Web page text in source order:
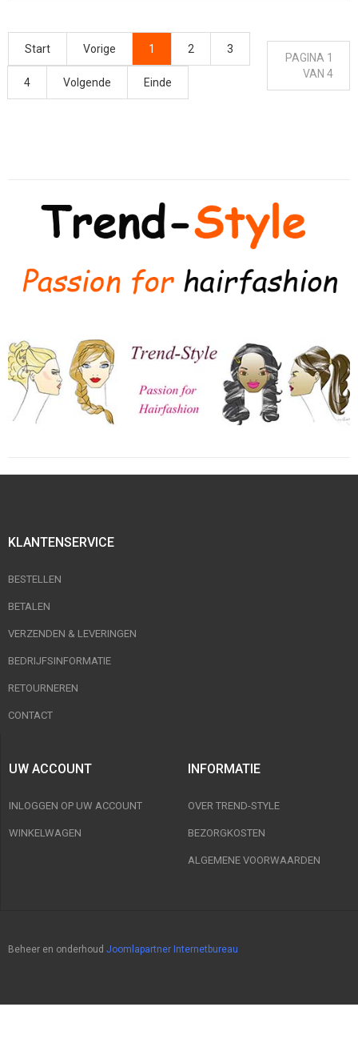
Start Vorige 1 2 3
4 Volgende Einde
PAGINA 1
VAN 4
KLANTENSERVICE
BESTELLEN
BETALEN
VERZENDEN & LEVERINGEN
BEDRIJFSINFORMATIE
RETOURNEREN
CONTACT
UW ACCOUNT
INLOGGEN OP UW ACCOUNT
WINKELWAGEN
INFORMATIE
OVER TREND-STYLE
BEZORGKOSTEN
ALGEMENE VOORWAARDEN
Beheer en onderhoud Joomlapartner Internetbureau